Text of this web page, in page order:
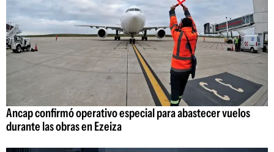
Ancap confirmó operativo especial para abastecer vuelos
durante las obras en Ezeiza